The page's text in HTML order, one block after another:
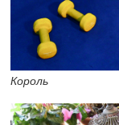
Король